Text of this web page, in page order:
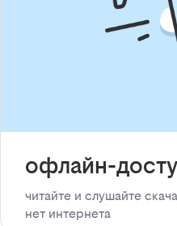
офлайн-
читайте и слушайте
нет интернета